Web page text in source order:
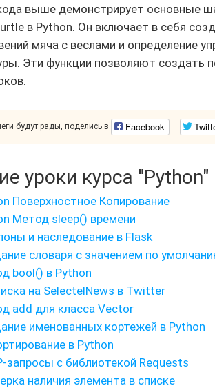
выше демонстрирует основные
в Python. Он включает в себя
мяча с веслами и определение
Эти функции позволяют создать
будут рады, поделись в Facebook
уроки курса "Python"
Поверхностное Копирование
Метод sleep() времени
и наследование в Flask
словаря с значением по
bool() в Python
на SelectelNews в Twitter
add для класса Vector
именованных кортежей в Python
в Python
запросы с библиотекой Requests
наличия элемента в списке